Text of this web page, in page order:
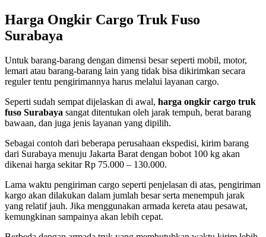
Harga Ongkir Cargo Truk Fuso
Surabaya
Untuk barang-barang dengan dimensi besar seperti mobil, motor,
lemari atau barang-barang lain yang tidak bisa dikirimkan secara
reguler tentu pengirimannya harus melalui layanan cargo.
Seperti sudah sempat dijelaskan di awal, harga ongkir cargo truk
fuso Surabaya sangat ditentukan oleh jarak tempuh, berat barang
bawaan, dan juga jenis layanan yang dipilih.
Sebagai contoh dari beberapa perusahaan ekspedisi, kirim barang
dari Surabaya menuju Jakarta Barat dengan bobot 100 kg akan
dikenai harga sekitar Rp 75.000 – 130.000.
Lama waktu pengiriman cargo seperti penjelasan di atas, pengiriman
kargo akan dilakukan dalam jumlah besar serta menempuh jarak
yang relatif jauh. Jika menggunakan armada kereta atau pesawat,
kemungkinan sampainya akan lebih cepat.